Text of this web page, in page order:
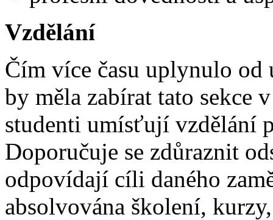
Vzdělání
Čím více času uplynulo od
by měla zabírat tato sekce
studenti umísťují vzdělání
Doporučuje se zdůraznit
odpovídají cíli daného
absolvována školení,